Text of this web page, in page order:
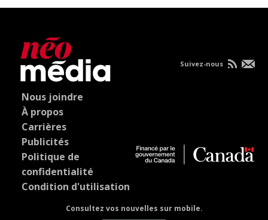
Nous joindre
À propos
Carrières
Publicités
Politique de
confidentialité
Condition d'utilisation
Consultez vos nouvelles sur mobile.
Suivez-nous